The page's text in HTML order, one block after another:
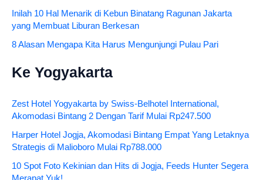
Inilah 10 Hal Menarik di Kebun Binatang Ragunan Jakarta
yang Membuat Liburan Berkesan
8 Alasan Mengapa Kita Harus Mengunjungi Pulau Pari
Ke Yogyakarta
Zest Hotel Yogyakarta by Swiss-Belhotel International,
Akomodasi Bintang 2 Dengan Tarif Mulai Rp247.500
Harper Hotel Jogja, Akomodasi Bintang Empat Yang Letaknya
Strategis di Malioboro Mulai Rp788.000
10 Spot Foto Kekinian dan Hits di Jogja, Feeds Hunter Segera
Merapat Yuk!